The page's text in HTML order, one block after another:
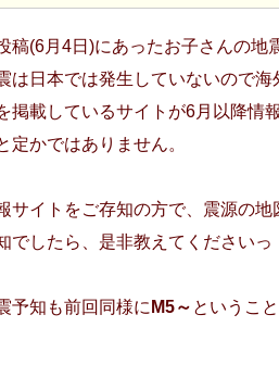
稿(6月4日)にあったお子さんの地
は日本では発生していないので
掲載しているサイトが6月以降情
定かではありません。
サイトをご存知の方で、震源の
でしたら、是非教えてくださいっ
予知も前回同様に M5～ というこ